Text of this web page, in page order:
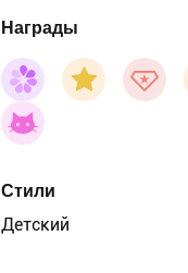
Награды
Стили
Детский